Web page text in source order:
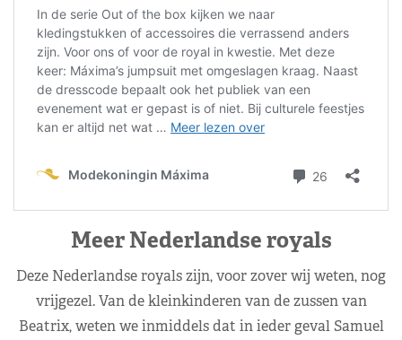
Meer Nederlandse royals
Deze Nederlandse royals zijn, voor zover wij weten, nog
vrijgezel. Van de kleinkinderen van de zussen van
Beatrix, weten we inmiddels dat in ieder geval Samuel